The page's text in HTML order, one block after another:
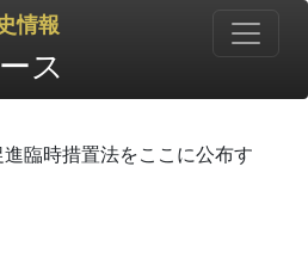
情報
ス
臨時措置法をここに公布す